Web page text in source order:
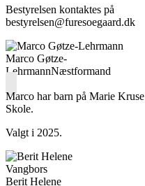
Bestyrelsen kontaktes på
bestyrelsen@furesoegaard.dk
Marco Gøtze-
LehrmannNæstformand
Marco har barn på Marie Kruse
Skole.
Valgt i 2025.
Berit Helene